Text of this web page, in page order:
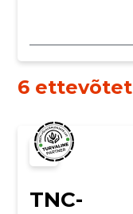
6 ettevõtet
TNC-